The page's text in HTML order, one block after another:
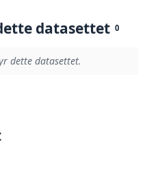
datasettet 0
dette datasettet.